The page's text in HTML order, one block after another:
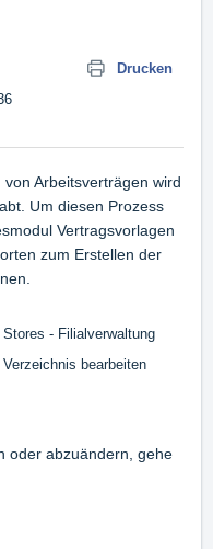
Drucken
Arbeitsverträgen wird
Um diesen Prozess
Vertragsvorlagen
zum Erstellen der
Stores - Filialverwaltung
Verzeichnis bearbeiten
oder abzuändern, gehe